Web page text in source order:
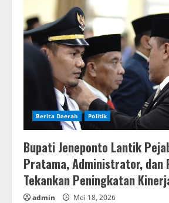
DPRD
Berita Daerah Politik
Bupati Jeneponto Lantik
Pratama, Administrator, dan
Tekankan Peningkatan
admin Mei 18, 2026